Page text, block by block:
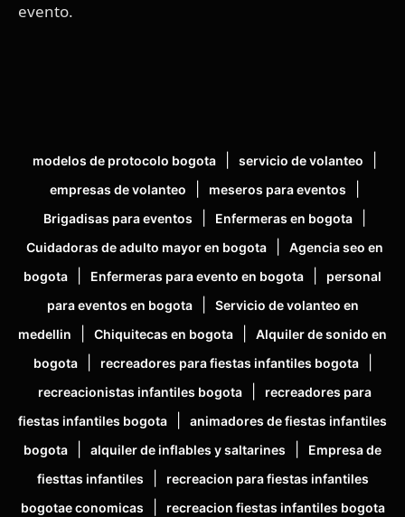
evento.
modelos de protocolo bogota servicio de volanteo
empresas de volanteo meseros para eventos
Brigadisas para eventos Enfermeras en bogota
Cuidadoras de adulto mayor en bogota
Agencia seo en
bogota
Enfermeras para evento en bogota
personal
para eventos en bogota
Servicio de volanteo en
medellin
Chiquitecas en bogota
Alquiler de sonido en
bogota
recreadores para fiestas infantiles bogota
recreacionistas infantiles bogota
recreadores para
fiestas infantiles bogota
animadores de fiestas infantiles
bogota
alquiler de inflables y saltarines
Empresa de
fiesttas infantiles
recreacion para fiestas infantiles
bogotae conomicas
recreacion fiestas infantiles bogota